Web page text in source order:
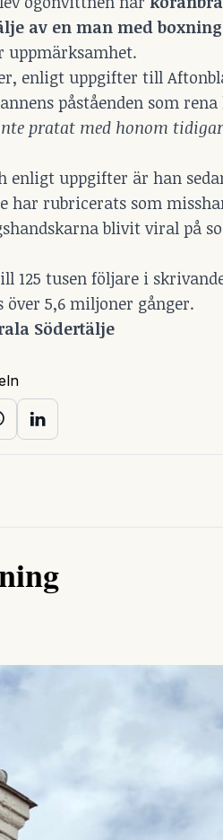
av en man med
uppmärksamhet.
enligt uppgifter till
påståenden som rena
pratat med honom
enligt uppgifter är han
rubricerats som
blivit viral på
tusen följare i
5,6 miljoner gånger.
Södertälje